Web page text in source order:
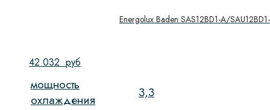
Energolux Baden SAS12BD1-A/
42 032 руб
мощность
охлаждения
3,3